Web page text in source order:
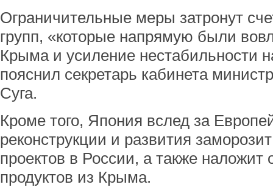
Ограничительные меры затронут
групп, «которые напрямую были
Крыма и усиление нестабильности
пояснил секретарь кабинета
Суга.
Кроме того, Япония вслед за
реконструкции и развития
проектов в России, а также наложит
продуктов из Крыма.